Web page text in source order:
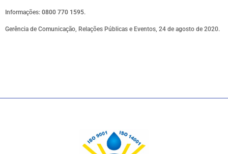
Informações: 0800 770 1595.
Gerência de Comunicação, Relações Públicas e Eventos, 24 de agosto de 2020.